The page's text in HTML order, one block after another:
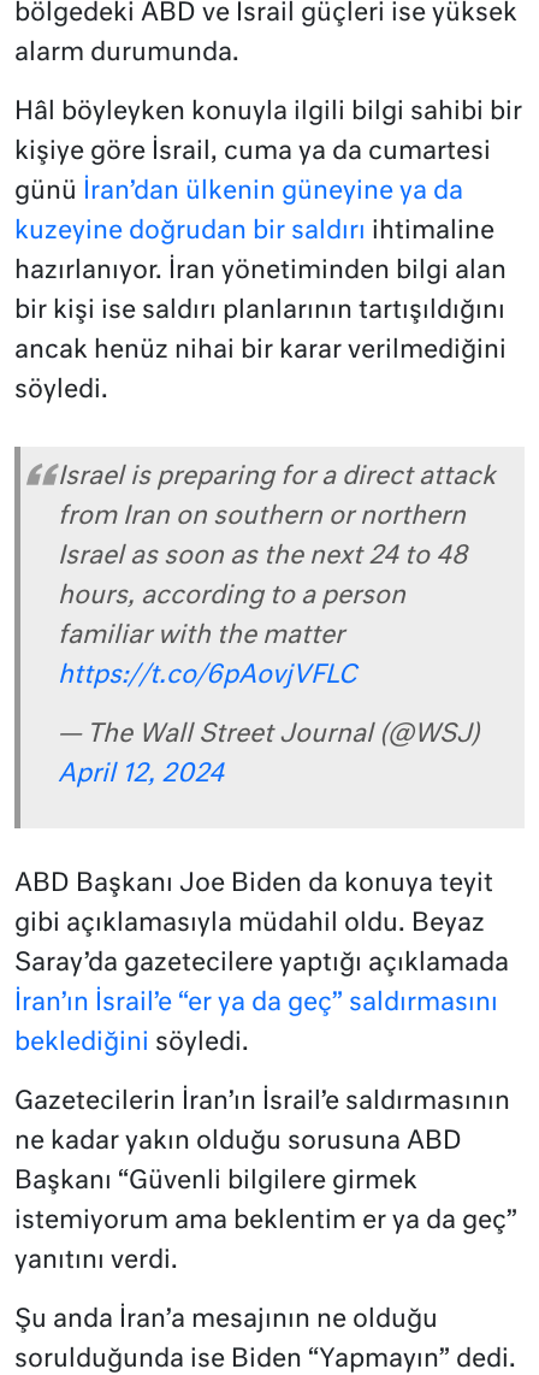
bölgedeki ABD ve İsrail güçleri ise yüksek
alarm durumunda.
Hâl böyleyken konuyla ilgili bilgi sahibi bir
kişiye göre İsrail, cuma ya da cumartesi
günü İran’dan ülkenin güneyine ya da
kuzeyine doğrudan bir saldırı ihtimaline
hazırlanıyor. İran yönetiminden bilgi alan
bir kişi ise saldırı planlarının tartışıldığını
ancak henüz nihai bir karar verilmediğini
söyledi.
Israel is preparing for a direct attack
from Iran on southern or northern
Israel as soon as the next 24 to 48
hours, according to a person
familiar with the matter
https://t.co/6pAovjVFLC
— The Wall Street Journal (@WSJ)
April 12, 2024
ABD Başkanı Joe Biden da konuya teyit
gibi açıklamasıyla müdahil oldu. Beyaz
Saray’da gazetecilere yaptığı açıklamada
İran’ın İsrail’e “er ya da geç” saldırmasını
beklediğini söyledi.
Gazetecilerin İran’ın İsrail’e saldırmasının
ne kadar yakın olduğu sorusuna ABD
Başkanı “Güvenli bilgilere girmek
istemiyorum ama beklentim er ya da geç”
yanıtını verdi.
Şu anda İran’a mesajının ne olduğu
sorulduğunda ise Biden “Yapmayın” dedi.